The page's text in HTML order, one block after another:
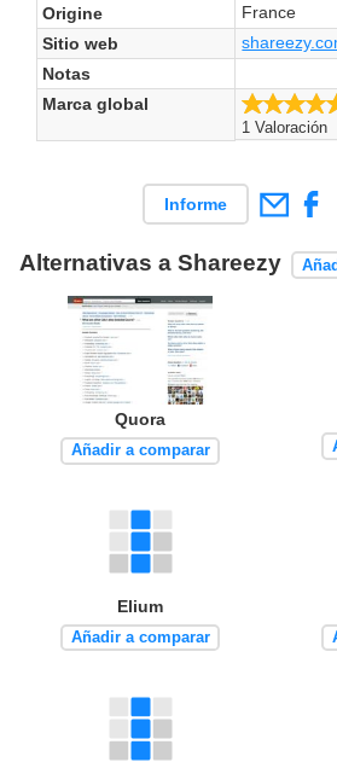
Origine
France
Sitio web
Notas
Marca global
1 Valoración
Informe
Alternativas a Shareezy
Quora
Añadir a comparar
Elium
Añadir a comparar